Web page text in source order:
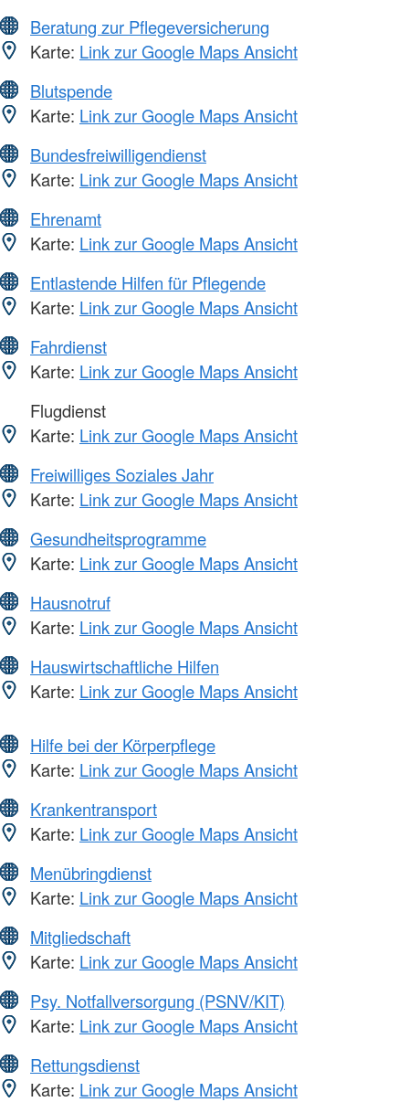
Beratung zur Pflegeversicherung
Karte: Link zur Google Maps Ansicht
Blutspende
Karte: Link zur Google Maps Ansicht
Bundesfreiwilligendienst
Karte: Link zur Google Maps Ansicht
Ehrenamt
Karte: Link zur Google Maps Ansicht
Entlastende Hilfen für Pflegende
Karte: Link zur Google Maps Ansicht
Fahrdienst
Karte: Link zur Google Maps Ansicht
Flugdienst
Karte: Link zur Google Maps Ansicht
Freiwilliges Soziales Jahr
Karte: Link zur Google Maps Ansicht
Gesundheitsprogramme
Karte: Link zur Google Maps Ansicht
Hausnotruf
Karte: Link zur Google Maps Ansicht
Hauswirtschaftliche Hilfen
Karte: Link zur Google Maps Ansicht
Hilfe bei der Körperpflege
Karte: Link zur Google Maps Ansicht
Krankentransport
Karte: Link zur Google Maps Ansicht
Menübringdienst
Karte: Link zur Google Maps Ansicht
Mitgliedschaft
Karte: Link zur Google Maps Ansicht
Psy. Notfallversorgung (PSNV/KIT)
Karte: Link zur Google Maps Ansicht
Rettungsdienst
Karte: Link zur Google Maps Ansicht